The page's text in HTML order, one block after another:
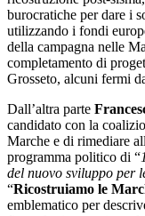
Tra le critiche più forti a
l’assenza di un
Maurizio Mangialardi
2020. Il clima di
portato quest’ultimo e
a non riconfermare
mandato.
Le elezioni
Gli sfidanti e i
campagna